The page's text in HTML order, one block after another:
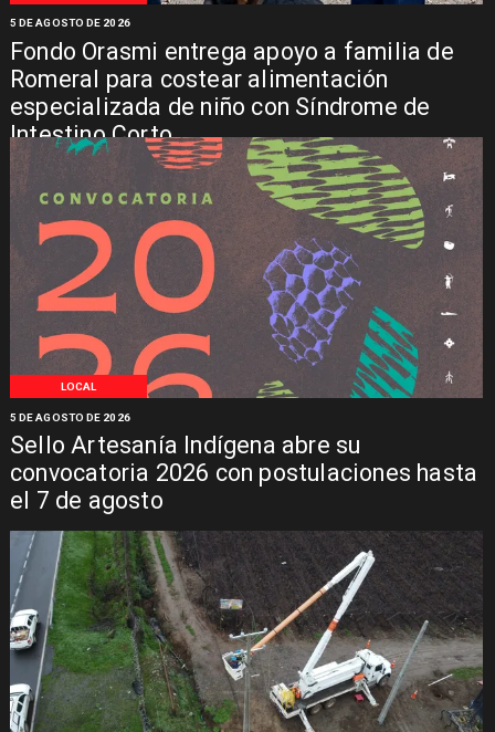
Fondo Orasmi entrega apoyo a familia de
Romeral para costear alimentación
especializada de niño con Síndrome de
Intestino Corto
5 DE AGOSTO DE 2026
LOCAL
Sello Artesanía Indígena abre su
convocatoria 2026 con postulaciones hasta
el 7 de agosto
5 DE AGOSTO DE 2026